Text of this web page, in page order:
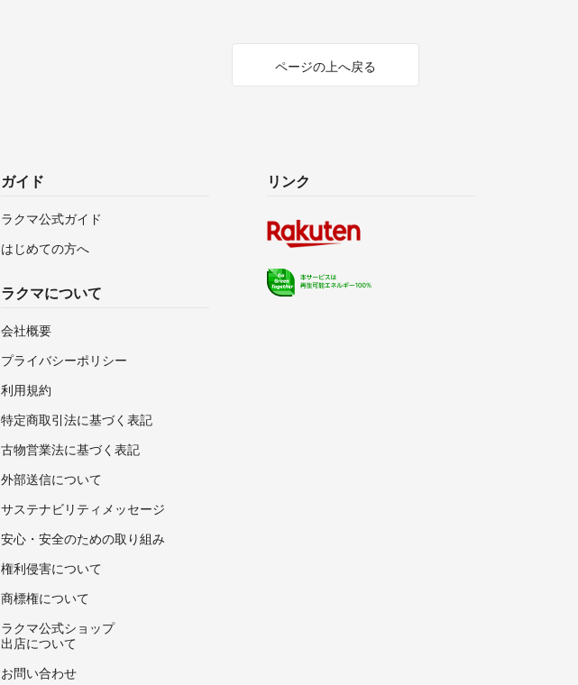
ページの上へ戻る
ガイド
ラクマ公式ガイド
はじめての方へ
ラクマについて
会社概要
プライバシーポリシー
利用規約
特定商取引法に基づく表記
古物営業法に基づく表記
外部送信について
サステナビリティメッセージ
安心・安全のための取り組み
権利侵害について
商標権について
ラクマ公式ショップ
出店について
お問い合わせ
リンク